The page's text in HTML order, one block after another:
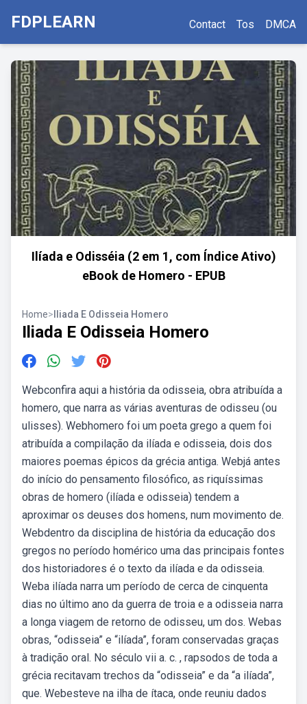
FDPLEARN Contact Tos DMCA
Ilíada e Odisséia (2 em 1, com Índice Ativo)
eBook de Homero - EPUB
Home> Iliada E Odisseia Homero
Iliada E Odisseia Homero
Webconfira aqui a história da odisseia, obra atribuída a
homero, que narra as várias aventuras de odisseu (ou
ulisses). Webhomero foi um poeta grego a quem foi
atribuída a compilação da ilíada e odisseia, dois dos
maiores poemas épicos da grécia antiga. Webjá antes
do início do pensamento filosófico, as riquíssimas
obras de homero (ilíada e odisseia) tendem a
aproximar os deuses dos homens, num movimento de.
Webdentro da disciplina de história da educação dos
gregos no período homérico uma das principais fontes
dos historiadores é o texto da ilíada e da odisseia.
Weba ilíada narra um período de cerca de cinquenta
dias no último ano da guerra de troia e a odisseia narra
a longa viagem de retorno de odisseu, um dos. Webas
obras, “odisseia” e “ilíada”, foram conservadas graças
à tradição oral. No século vii a. c. , rapsodos de toda a
grécia recitavam trechos da “odisseia” e da “a ilíada”,
que. Webesteve na ilha de ítaca, onde reuniu dados